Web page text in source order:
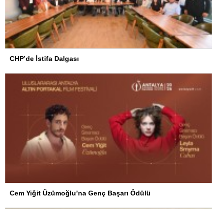
CHP’de İstifa Dalgası
Cem Yiğit Üzümoğlu’na Genç Başarı Ödülü